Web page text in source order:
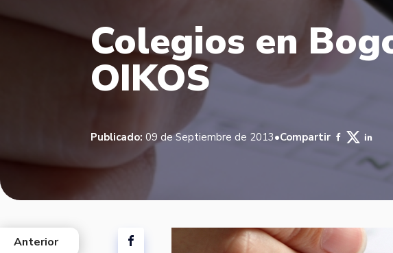
Colegios en
OIKOS
Publicado: 09 de Septiembre de 2013•Compartir
west
Anterior